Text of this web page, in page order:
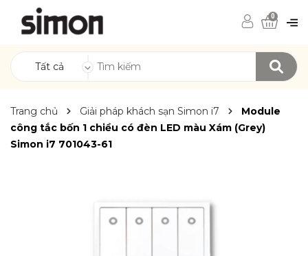
Tất cả
0
Trang chủ Giải pháp khách sạn Simon i7
Module
công tắc bốn 1 chiều có đèn LED màu Xám (Grey)
Simon i7 701043-61